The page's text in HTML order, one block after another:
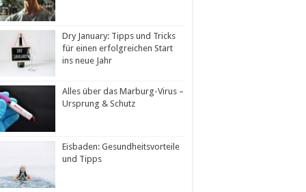
Dry January: Tipps und Tricks
für einen erfolgreichen Start
ins neue Jahr
Alles über das Marburg-Virus –
Ursprung & Schutz
Eisbaden: Gesundheitsvorteile
und Tipps